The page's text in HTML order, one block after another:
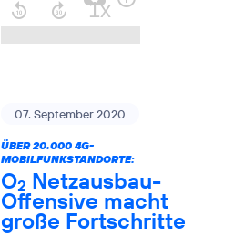
07. September 2020
ÜBER 20.000 4G-
MOBILFUNKSTANDORTE:
O2 Netzausbau-
Offensive macht
große Fortschritte